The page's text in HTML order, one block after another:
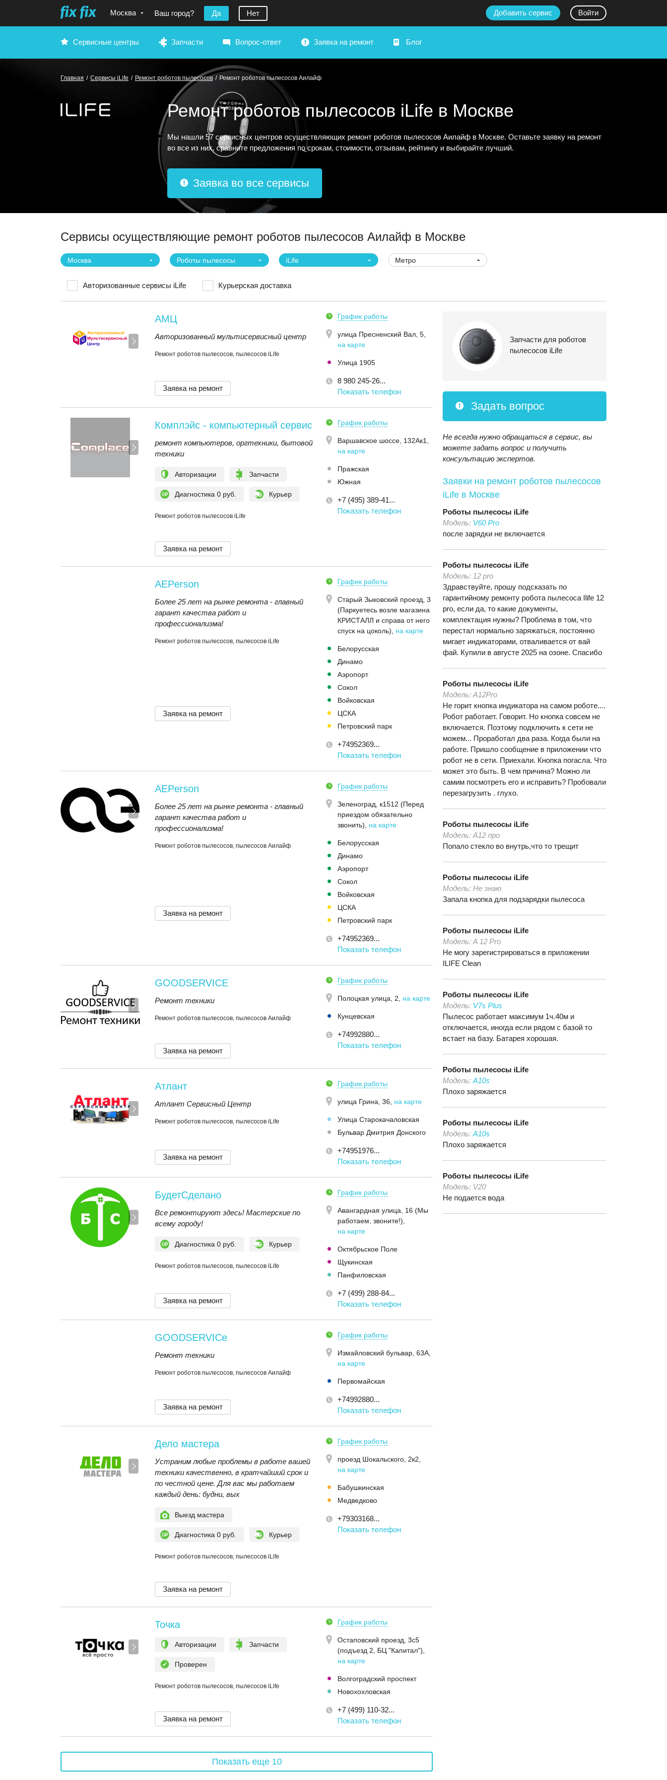
Москва Ваш город? Да Нет Добавить сервис Войти
Сервисные центры Запчасти Вопрос-ответ Заявка на ремонт Блог
Главная / Сервисы iLife / Ремонт роботов пылесосов / Ремонт роботов пылесосов Аилайф
Ремонт роботов пылесосов iLife в Москве
Мы нашли 57 сервисных центров осуществляющих ремонт роботов пылесосов Аилайф в Москве. Оставьте заявку на ремонт
во все из них, сравните предложения по срокам, стоимости, отзывам, рейтингу и выбирайте лучший.
Заявка во все сервисы
Сервисы осуществляющие ремонт роботов пылесосов Аилайф в Москве
Москва Роботы пылесосы iLife Метро
Авторизованные сервисы iLife Курьерская доставка
АМЦ
Авторизованный мультисервисный центр
Ремонт роботов пылесосов, пылесосов iLife
График работы
улица Пресненский Вал, 5
на карте
Улица 1905
8 980 245-26...
Показать телефон
Заявка на ремонт
Комплэйс - компьютерный сервис
ремонт компьютеров, оргтехники, бытовой
техники
Авторизации Запчасти
Диагностика 0 руб. Курьер
Ремонт роботов пылесосов iLife
График работы
Варшавское шоссе, 132Ак1
на карте
Пражская
Южная
+7 (495) 389-41...
Показать телефон
Заявка на ремонт
AEPerson
Более 25 лет на рынке ремонта - главный
гарант качества работ и
профессионализма!
Ремонт роботов пылесосов, пылесосов iLife
График работы
Старый Зыковский проезд, 3
(Паркуетесь возле магазина
КРИСТАЛЛ и справа от него
спуск на цоколь)
на карте
Белорусская
Динамо
Аэропорт
Сокол
Войковская
ЦСКА
Петровский парк
+74952369...
Показать телефон
Заявка на ремонт
AEPerson
Более 25 лет на рынке ремонта - главный
гарант качества работ и
профессионализма!
Ремонт роботов пылесосов, пылесосов Аилайф
График работы
Зеленоград, к1512 (Перед
приездом обязательно
звонить)
на карте
Белорусская
Динамо
Аэропорт
Сокол
Войковская
ЦСКА
Петровский парк
+74952369...
Показать телефон
Заявка на ремонт
GOODSERVICE
Ремонт техники
Ремонт роботов пылесосов, пылесосов Аилайф
График работы
Полоцкая улица, 2 на карте
Кунцевская
+74992880...
Показать телефон
Заявка на ремонт
Атлант
Атлант Сервисный Центр
Ремонт роботов пылесосов, пылесосов iLife
График работы
улица Грина, 36 на карте
Улица Старокачаловская
Бульвар Дмитрия Донского
+74951976...
Показать телефон
Заявка на ремонт
БудетСделано
Все ремонтируют здесь! Мастерские по
всему городу!
Диагностика 0 руб. Курьер
Ремонт роботов пылесосов, пылесосов iLife
График работы
Авангардная улица, 16 (Мы
работаем, звоните!)
на карте
Октябрьское Поле
Щукинская
Панфиловская
+7 (499) 288-84...
Показать телефон
Заявка на ремонт
GOODSERVICe
Ремонт техники
Ремонт роботов пылесосов, пылесосов Аилайф
График работы
Измайловский бульвар, 63А
на карте
Первомайская
+74992880...
Показать телефон
Заявка на ремонт
Дело мастера
Устраним любые проблемы в работе вашей
техники качественно, в кратчайший срок и
по честной цене. Для вас мы работаем
каждый день: будни, вых
Выезд мастера
Диагностика 0 руб. Курьер
Ремонт роботов пылесосов, пылесосов iLife
График работы
проезд Шокальского, 2к2
на карте
Бабушкинская
Медведково
+79303168...
Показать телефон
Заявка на ремонт
Точка
Авторизации Запчасти
Проверен
Ремонт роботов пылесосов, пылесосов iLife
График работы
Остаповский проезд, 3с5
(подъезд 2, БЦ "Капитал")
на карте
Волгоградский проспект
Новохохловская
+7 (499) 110-32...
Показать телефон
Заявка на ремонт
Показать еще 10
Запчасти для роботов
пылесосов iLife
Задать вопрос
Не всегда нужно обращаться в сервис, вы
можете задать вопрос и получить
консультацию экспертов.
Заявки на ремонт роботов пылесосов
iLife в Москве
Роботы пылесосы iLife
Модель: V60 Pro
после зарядки не включается
Роботы пылесосы iLife
Модель: 12 pro
Здравствуйте, прошу подсказать по
гарантийному ремонту робота пылесоса Ilife 12
pro, если да, то какие документы,
комплектация нужны? Проблема в том, что
перестал нормально заряжаться, постоянно
мигает индикаторами, отваливается от вай
фай. Купили в августе 2025 на озоне. Спасибо
Роботы пылесосы iLife
Модель: A12Pro
Не горит кнопка индикатора на самом роботе....
Робот работает. Говорит. Но кнопка совсем не
включается. Поэтому подключить к сети не
можем... Проработал два раза. Когда были на
работе. Пришло сообщение в приложении что
робот не в сети. Приехали. Кнопка погасла. Что
может это быть. В чем причина? Можно ли
самим посмотреть его и исправить? Пробовали
перезагрузить . глухо.
Роботы пылесосы iLife
Модель: А12 про
Попало стекло во внутрь,что то трещит
Роботы пылесосы iLife
Модель: Не знаю
Запала кнопка для подзарядки пылесоса
Роботы пылесосы iLife
Модель: A 12 Pro
Не могу зарегистрироваться в приложении
ILIFE Clean
Роботы пылесосы iLife
Модель: V7s Plus
Пылесос работает максимум 1ч.40м и
отключается, иногда если рядом с базой то
встает на базу. Батарея хорошая.
Роботы пылесосы iLife
Модель: A10s
Плохо заряжается
Роботы пылесосы iLife
Модель: A10s
Плохо заряжается
Роботы пылесосы iLife
Модель: V20
Не подается вода